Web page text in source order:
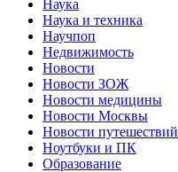
Наука
Наука и техника
Научпоп
Недвижимость
Новости
Новости ЗОЖ
Новости медицины
Новости Москвы
Новости путешествий
Ноутбуки и ПК
Образование